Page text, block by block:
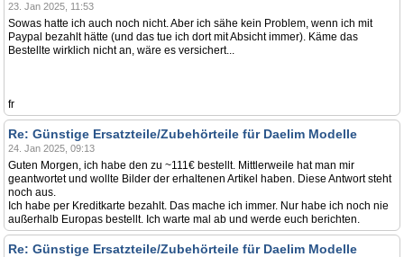
23. Jan 2025, 11:53
Sowas hatte ich auch noch nicht. Aber ich sähe kein Problem, wenn ich mit
Paypal bezahlt hätte (und das tue ich dort mit Absicht immer). Käme das
Bestellte wirklich nicht an, wäre es versichert...
fr
Re: Günstige Ersatzteile/Zubehörteile für Daelim Modelle
24. Jan 2025, 09:13
Guten Morgen, ich habe den zu ~111€ bestellt. Mittlerweile hat man mir
geantwortet und wollte Bilder der erhaltenen Artikel haben. Diese Antwort steht
noch aus.
Ich habe per Kreditkarte bezahlt. Das mache ich immer. Nur habe ich noch nie
außerhalb Europas bestellt. Ich warte mal ab und werde euch berichten.
Re: Günstige Ersatzteile/Zubehörteile für Daelim Modelle